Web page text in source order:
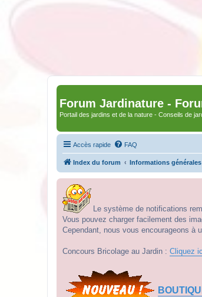
Forum Jardinature -
Portail des jardins et de la nature - Conseils de
Accès rapide FAQ
Index du forum Informations générales
Le système de notifications
Vous pouvez charger facilement des
Cependant, nous vous encourageons à
Concours Bricolage au Jardin : Cliquez